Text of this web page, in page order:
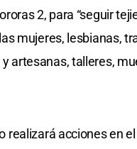
2, para “seguir
mujeres, lesbianas,
artesanas, talleres,
realizará acciones en